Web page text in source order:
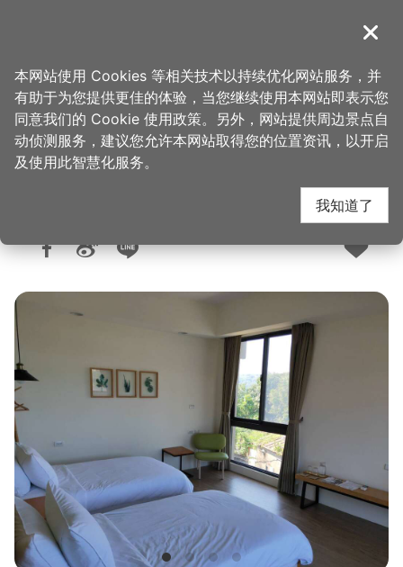
導覽
首页 > 想去的地方 > 住宿 > 旅馆与民宿
巷里闲
人气：5328
关闭
本网站使用 Cookies 等相关技术以持续优化网站服务，并
有助于为您提供更佳的体验，当您继续使用本网站即表示您
同意我们的 Cookie 使用政策。另外，网站提供周边景点自
动侦测服务，建议您允许本网站取得您的位置资讯，以开启
及使用此智慧化服务。
我知道了